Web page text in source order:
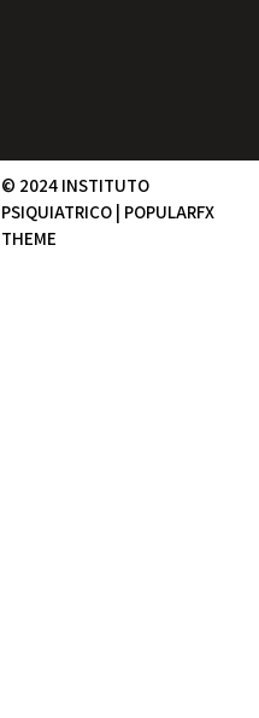
© 2024 INSTITUTO
PSIQUIATRICO | POPULARFX
THEME